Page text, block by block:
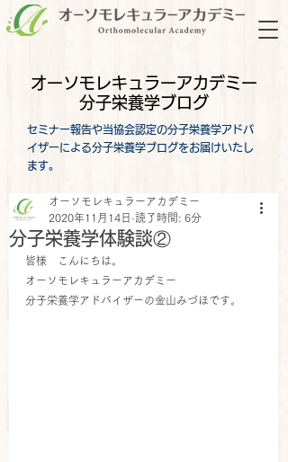
オーソモレキュラーアカデミー
分子栄養学ブログ
セミナー報告や当協会認定の分子栄養学アドバ
イザーによる分子栄養学ブログをお届けいたし
ます。
分子栄養学体験談②
オーソモレキュラーアカデミー
2020年11月14日 読了時間: 6分
皆様　こんにちは。
オーソモレキュラーアカデミー
分子栄養学アドバイザーの金山みづほです。